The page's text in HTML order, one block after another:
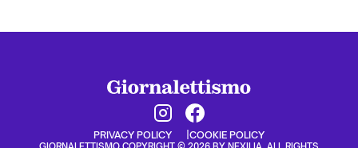
PRIVACY POLICY COOKIE POLICY